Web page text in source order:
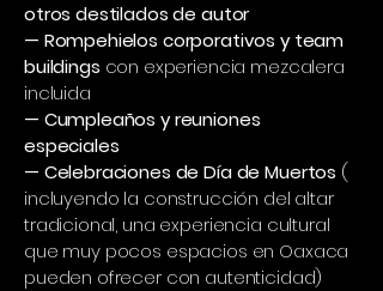
otros destilados de autor
— Rompehielos corporativos y team
buildings con experiencia mezcalera
incluida
— Cumpleaños y reuniones
especiales
— Celebraciones de Día de Muertos (
incluyendo la construcción del altar
tradicional, una experiencia cultural
que muy pocos espacios en Oaxaca
pueden ofrecer con autenticidad)